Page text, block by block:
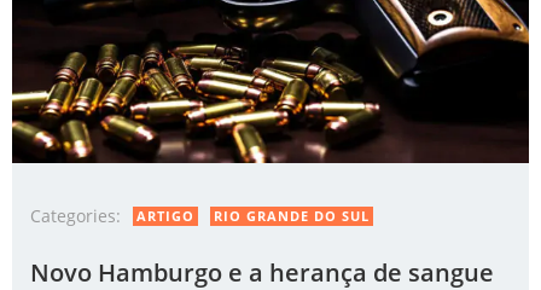
Categories: ARTIGO RIO GRANDE DO SUL
Novo Hamburgo e a herança de sangue